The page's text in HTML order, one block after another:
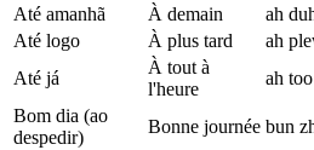
Até amanhã
À demain ah
Até logo
À plus tard ah
Até já
À tout à
l'heure
ah
Bom dia (ao
despedir)
Bonne journée bun